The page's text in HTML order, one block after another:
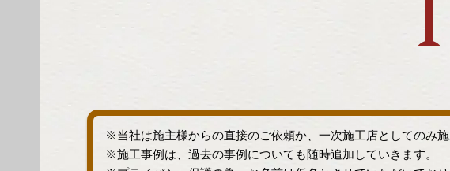
※当社は施主様からの直接のご依頼か、一次施工店としてのみ施
※施工事例は、過去の事例についても随時追加していきます。